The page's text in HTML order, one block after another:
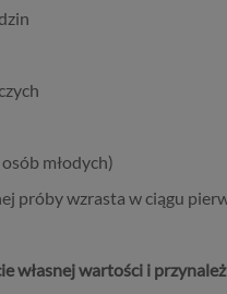
młodych)
próby wzrasta w ciągu
własnej wartości i
życia, w tym na
serwisu Psychorada.pl. W
mieć miejsce po 25 maja
Cię o jej przeczytanie,
dane w serwisie